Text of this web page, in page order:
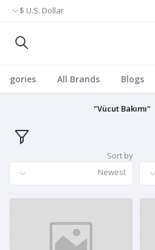
U.S. Dollar $
Blogs
All Brands
"Vücut Bakımı"
Sort by
Newest